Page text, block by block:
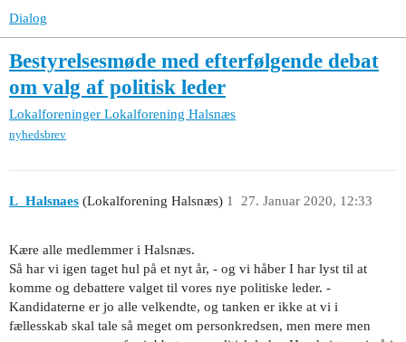
Dialog
Bestyrelsesmøde med efterfølgende debat
om valg af politisk leder
Lokalforeninger Lokalforening Halsnæs
nyhedsbrev
L_Halsnaes (Lokalforening Halsnæs) 27. Januar 2020, 12:33
1
Kære alle medlemmer i Halsnæs.
Så har vi igen taget hul på et nyt år, - og vi håber I har lyst til at
komme og debattere valget til vores nye politiske leder. -
Kandidaterne er jo alle velkendte, og tanken er ikke at vi i
fællesskab skal tale så meget om personkredsen, men mere men